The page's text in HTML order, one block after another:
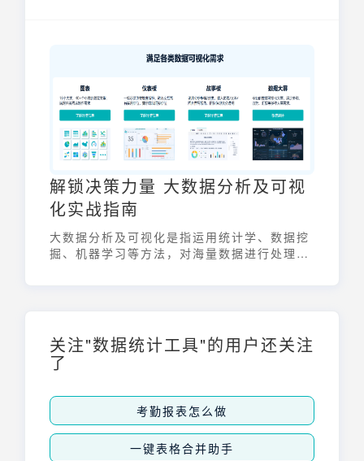
解锁决策力量 大数据分析及可视
化实战指南
大数据分析及可视化是指运用统计学、数据挖
掘、机器学习等方法，对海量数据进行处理、
业和组织在各个领域做出更明智的决策。
关注"数据统计工具"的用户还关注
了
考勤报表怎么做
一键表格合并助手